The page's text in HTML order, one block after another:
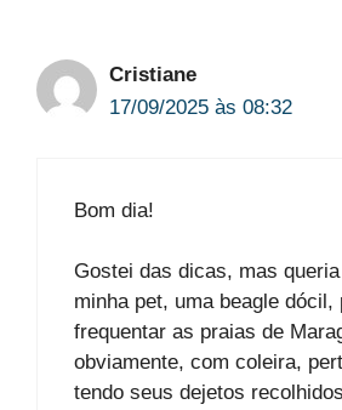
Cristiane
17/09/2025 às 08:32
Bom dia!
Gostei das dicas, mas
minha pet, uma beagle dócil,
frequentar as praias de
obviamente, com coleira,
tendo seus dejetos